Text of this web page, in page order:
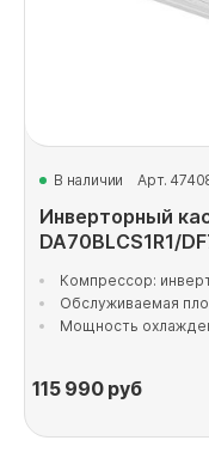
В наличии Арт.
Инверторный
DA70BLCS1R1/
Компрессор:
Обслуживаемая
Мощность
115 990руб